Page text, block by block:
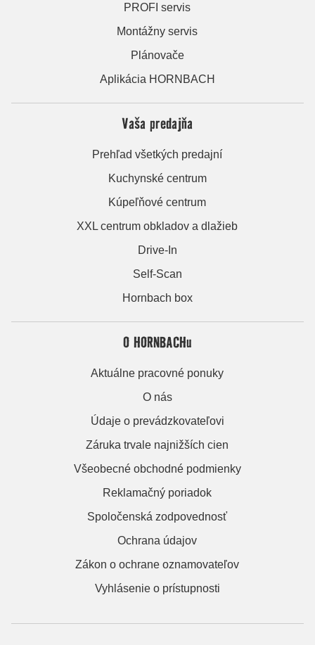
PROFI servis
Montážny servis
Plánovače
Aplikácia HORNBACH
Vaša predajňa
Prehľad všetkých predajní
Kuchynské centrum
Kúpeľňové centrum
XXL centrum obkladov a dlažieb
Drive-In
Self-Scan
Hornbach box
O HORNBACHu
Aktuálne pracovné ponuky
O nás
Údaje o prevádzkovateľovi
Záruka trvale najnižších cien
Všeobecné obchodné podmienky
Reklamačný poriadok
Spoločenská zodpovednosť
Ochrana údajov
Zákon o ochrane oznamovateľov
Vyhlásenie o prístupnosti